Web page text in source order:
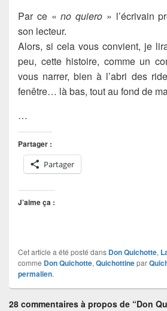
Par ce «no quiero » l’écrivain
son lecteur.
Alors, si cela vous convient, je
peu, cette histoire, comme un
vous narrer, bien à l’abri des
fenêtre… là bas, tout au fond de
…
Partager :
Partager
J’aime ça :
Cet article a été posté dans Don Quichotte,
comme Don Quichotte, Quichottinepar
permalien.
28 commentaires à propos de “Don